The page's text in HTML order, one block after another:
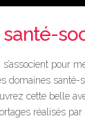
s’associent pour
domaines santé-
cette belle
réalisés par